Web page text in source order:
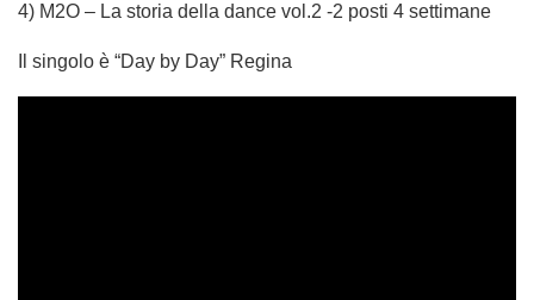
4) M2O – La storia della dance vol.2 -2 posti 4 settimane
Il singolo è “Day by Day” Regina